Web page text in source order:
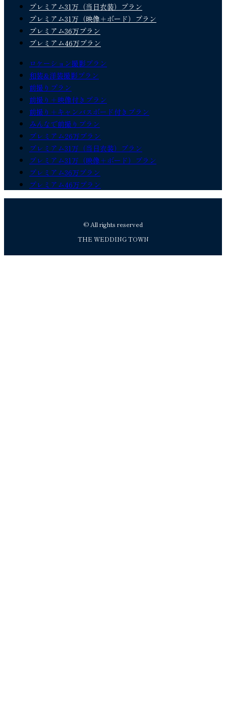
プレミアム31万（当日衣装）プラン
プレミアム31万（映像＋ボード）プラン
プレミアム36万プラン
プレミアム46万プラン
ロケーション撮影プラン
和装&洋装撮影プラン
前撮りプラン
前撮り＋映像付きプラン
前撮り＋キャンバスボード付きプラン
みんなで前撮りプラン
プレミアム26万プラン
プレミアム31万（当日衣装）プラン
プレミアム31万（映像＋ボード）プラン
プレミアム36万プラン
プレミアム46万プラン
© All rights reserved
THE WEDDING TOWN